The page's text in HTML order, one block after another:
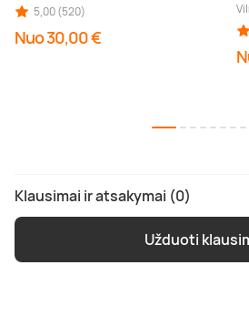
5,00 (520)
Nuo 30,00 €
Klausimai ir atsakymai (0)
Užduoti